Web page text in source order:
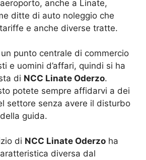
anche a Linate,
ditte di auto noleggio che
e anche diverse tratte.
punto centrale di commercio
e uomini d’affari, quindi si ha
di NCC Linate Oderzo.
potete sempre affidarvi a dei
settore senza avere il disturbo
guida.
di NCC Linate Oderzo ha
diversa dal